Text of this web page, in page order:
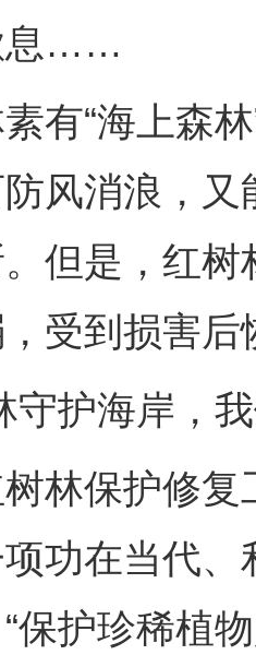
息……
“海上森林
风消浪，
但是，红
受到损害后
护海岸，我
保护修复
功在当代
保护珍稀植